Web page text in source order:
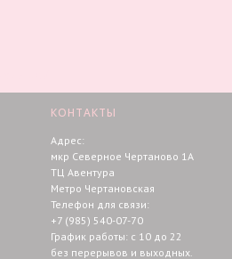
КОНТАКТЫ
Адрес:
мкр Северное Чертаново 1А
ТЦ Авентура
Метро Чертановская
Телефон для связи:
+7 (985) 540-07-70
График работы: с 10 до 22
без перерывов и выходных.